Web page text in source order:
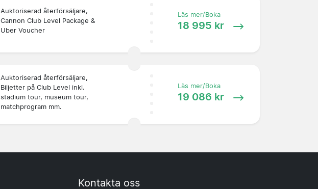
Auktoriserad återförsäljare,
Cannon Club Level Package &
Uber Voucher
Läs mer/Boka
18 995 kr
Auktoriserad återförsäljare,
Biljetter på Club Level inkl.
stadium tour, museum tour,
matchprogram mm.
Läs mer/Boka
19 086 kr
Kontakta oss